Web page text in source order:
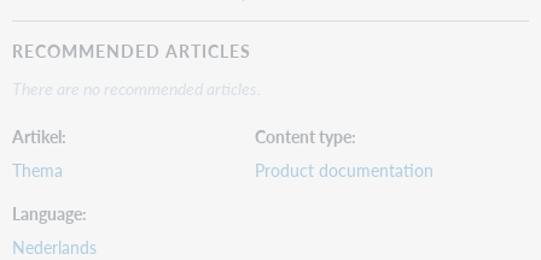
RECOMMENDED ARTICLES
There are no recommended articles.
Artikel
Thema
Content type
Product documentation
Language
Nederlands